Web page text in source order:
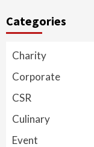
Categories
Charity
Corporate
CSR
Culinary
Event